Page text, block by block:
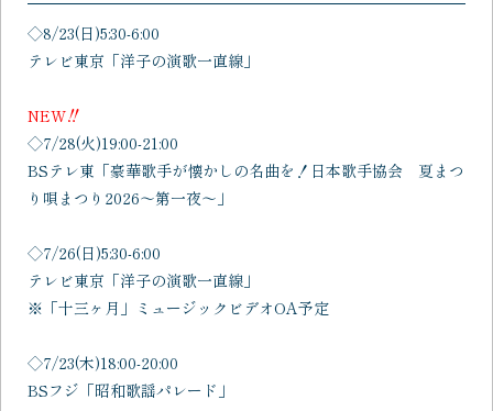
◇8/23(日)5:30-6:00
テレビ東京「洋子の演歌一直線」
NEW‼
◇7/28(火)19:00-21:00
BSテレ東「豪華歌手が懐かしの名曲を！日本歌手協会 夏まつ
り唄まつり2026～第一夜～」
◇7/26(日)5:30-6:00
テレビ東京「洋子の演歌一直線」
※「十三ヶ月」ミュージックビデオOA予定
◇7/23(木)18:00-20:00
BSフジ「昭和歌謡パレード」